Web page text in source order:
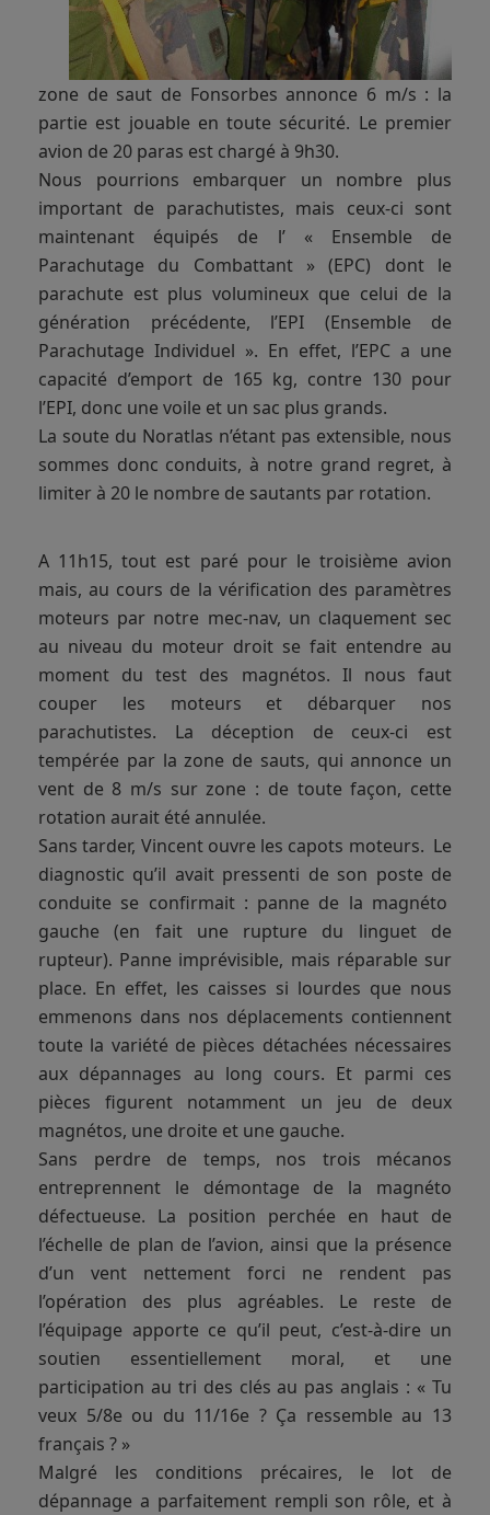
zone de saut de Fonsorbes annonce 6 m/s : la
partie est jouable en toute sécurité. Le premier
avion de 20 paras est chargé à 9h30.
Nous pourrions embarquer un nombre plus
important de parachutistes, mais ceux-ci sont
maintenant équipés de l’ « Ensemble de
Parachutage du Combattant » (EPC) dont le
parachute est plus volumineux que celui de la
génération précédente, l’EPI (Ensemble de
Parachutage Individuel ». En effet, l’EPC a une
capacité d’emport de 165 kg, contre 130 pour
l’EPI, donc une voile et un sac plus grands.
La soute du Noratlas n’étant pas extensible, nous
sommes donc conduits, à notre grand regret, à
limiter à 20 le nombre de sautants par rotation.
A 11h15, tout est paré pour le troisième avion
mais, au cours de la vérification des paramètres
moteurs par notre mec-nav, un claquement sec
au niveau du moteur droit se fait entendre au
moment du test des magnétos. Il nous faut
couper les moteurs et débarquer nos
parachutistes. La déception de ceux-ci est
tempérée par la zone de sauts, qui annonce un
vent de 8 m/s sur zone : de toute façon, cette
rotation aurait été annulée.
Sans tarder, Vincent ouvre les capots moteurs. Le
diagnostic qu’il avait pressenti de son poste de
conduite se confirmait : panne de la magnéto
gauche (en fait une rupture du linguet de
rupteur). Panne imprévisible, mais réparable sur
place. En effet, les caisses si lourdes que nous
emmenons dans nos déplacements contiennent
toute la variété de pièces détachées nécessaires
aux dépannages au long cours. Et parmi ces
pièces figurent notamment un jeu de deux
magnétos, une droite et une gauche.
Sans perdre de temps, nos trois mécanos
entreprennent le démontage de la magnéto
défectueuse. La position perchée en haut de
l’échelle de plan de l’avion, ainsi que la présence
d’un vent nettement forci ne rendent pas
l’opération des plus agréables. Le reste de
l’équipage apporte ce qu’il peut, c’est-à-dire un
soutien essentiellement moral, et une
participation au tri des clés au pas anglais : « Tu
veux 5/8e ou du 11/16e ? Ça ressemble au 13
français ? »
Malgré les conditions précaires, le lot de
dépannage a parfaitement rempli son rôle, et à